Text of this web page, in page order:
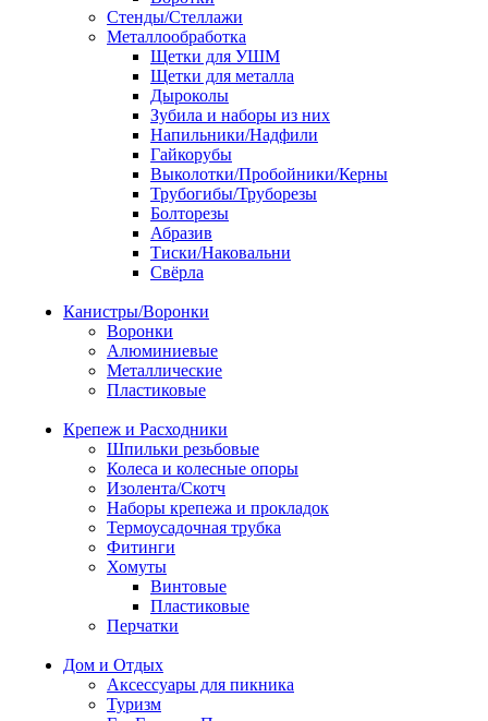
Стенды/Стеллажи
Металлообработка
Щетки для УШМ
Щетки для металла
Дыроколы
Зубила и наборы из них
Напильники/Надфили
Гайкорубы
Выколотки/Пробойники/Керны
Трубогибы/Труборезы
Болторезы
Абразив
Тиски/Наковальни
Свёрла
Канистры/Воронки
Воронки
Алюминиевые
Металлические
Пластиковые
Крепеж и Расходники
Шпильки резьбовые
Колеса и колесные опоры
Изолента/Скотч
Наборы крепежа и прокладок
Термоусадочная трубка
Фитинги
Хомуты
Винтовые
Пластиковые
Перчатки
Дом и Отдых
Аксессуары для пикника
Туризм